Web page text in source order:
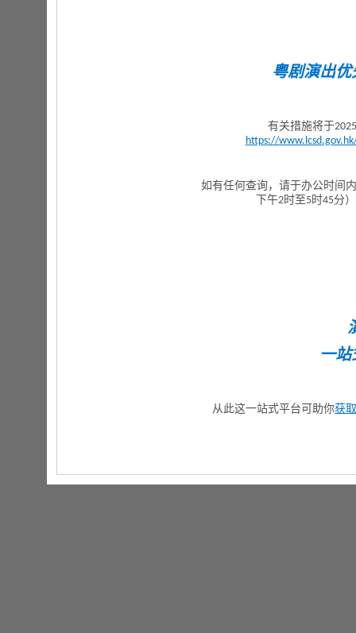
粤剧演出
有关措施将于
https://
如有任何查询，请于办公时间
下午2时至5时45分
一
从此这一站式平台可助你获取